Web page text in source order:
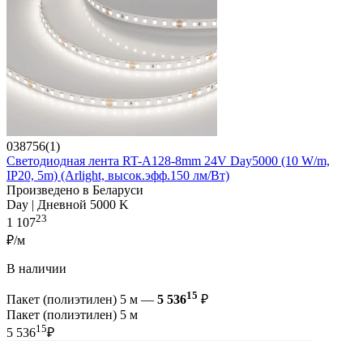
038756(1)
Светодиодная лента RT-A128-8mm 24V Day5000 (10 W/m,
IP20, 5m) (Arlight, высок.эфф.150 лм/Вт)
Произведено в Беларуси
Day | Дневной 5000 K
1 10723
₽/м
В наличии
Пакет (полиэтилен) 5 м — 5 53615 ₽
Пакет (полиэтилен) 5 м
5 53615₽